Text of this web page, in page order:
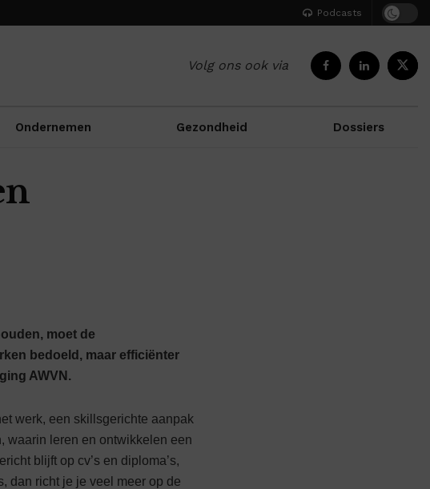
Podcasts
Volg ons ook via
Ondernemen Gezondheid Dossiers
moet de
bedoeld, maar efficiënter
AWVN.
werk, een skillsgerichte aanpak
waarin leren en ontwikkelen een
blijft op cv’s en diploma’s,
dan richt je je veel meer op de